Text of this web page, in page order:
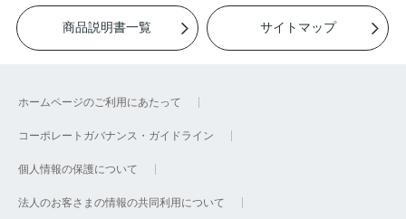
商品説明書一覧 サイトマップ
ホームページのご利用にあたって
コーポレートガバナンス・ガイドライン
個人情報の保護について
法人のお客さまの情報の共同利用について